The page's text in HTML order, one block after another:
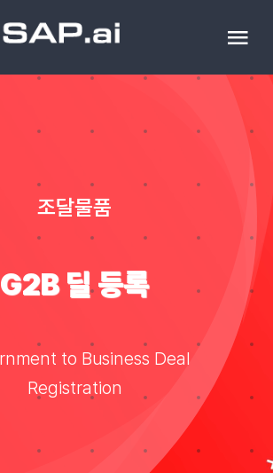
조달물품
G2B 딜 등록
to Business Deal
Registration